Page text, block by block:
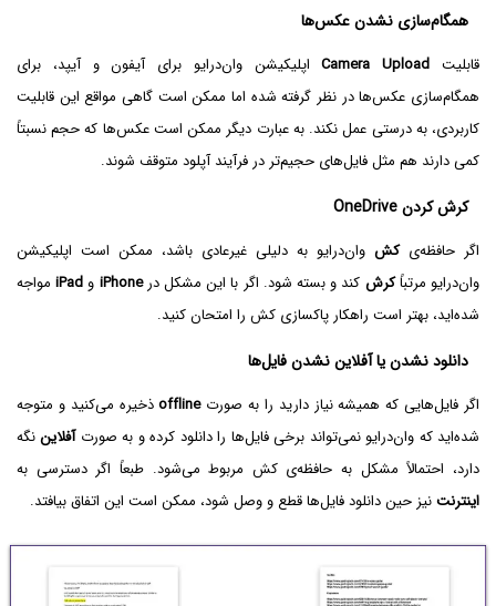
همگام‌سازی نشدن عکس‌ها
قابلیت Camera Uploadاپلیکیشن وان‌درایو برای آیفون و آیپد، برای
همگام‌سازی عکس‌ها در نظر گرفته شده اما ممکن است گاهی مواقع این قابلیت
کاربردی، به درستی عمل نکند. به عبارت دیگر ممکن است عکس‌ها که حجم نسبتاً
کمی دارند هم مثل فایل‌های حجیم‌تر در فرآیند آپلود متوقف شوند.
کرش کردن OneDrive
اگر حافظه‌یکش وان‌درایو به دلیلی غیرعادی باشد، ممکن است اپلیکیشن
وان‌درایو مرتباًکرش کند و بسته شود. اگر با این مشکل درiPhone و iPadمواجه
شده‌اید، بهتر است راهکار پاکسازی کش را امتحان کنید.
دانلود نشدن یا آفلاین نشدن فایل‌ها
اگر فایل‌هایی که همیشه نیاز دارید را به صورتofflineذخیره می‌کنید و متوجه
شده‌اید که وان‌درایو نمی‌تواند برخی فایل‌ها را دانلود کرده و به صورتآفلایننگه
دارد، احتمالاً مشکل به حافظه‌ی کش مربوط می‌شود. طبعاً اگر دسترسی به
اینترنتنیز حین دانلود فایل‌ها قطع و وصل شود، ممکن است این اتفاق بیافتد.